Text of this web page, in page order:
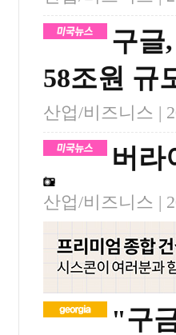
구글
58조원 규
산업/비즈니스 |
버라
산업/비즈니스 |
"구